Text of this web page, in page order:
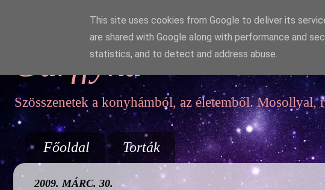
Garffyka
Szösszenetek a konyhámból, az életemből.
Főoldal Torták
2009. MÁRC. 30.
This site uses cookies from Google to deliver its
are shared with Google along with performance and
statistics, and to detect and address abuse.